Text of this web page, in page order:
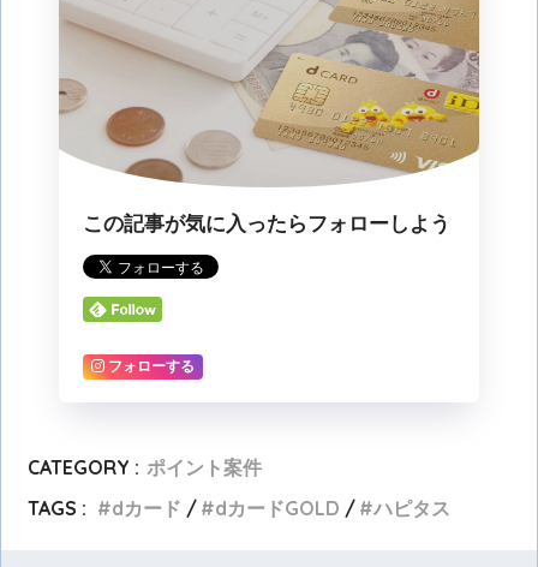
この記事が気に入ったらフォローしよう
フォローする
CATEGORY : ポイント案件
TAGS :
dカード dカードGOLD ハピタス